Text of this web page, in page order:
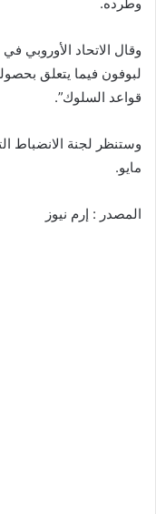
وقال الاتحاد الأوروبي
لبوفون فيما يتعلق
قواعد السلوك”.
مايو.
المصدر : إرم نيوز